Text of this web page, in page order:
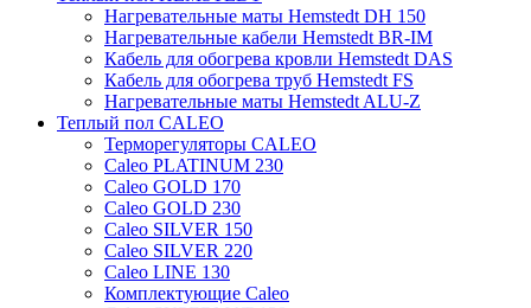
Нагревательные маты Hemstedt DH 150
Нагревательные кабели Hemstedt BR-IM
Кабель для обогрева кровли Hemstedt DAS
Кабель для обогрева труб Hemstedt FS
Нагревательные маты Hemstedt ALU-Z
Теплый пол CALEO
Терморегуляторы CALEO
Caleo PLATINUM 230
Caleo GOLD 170
Caleo GOLD 230
Caleo SILVER 150
Caleo SILVER 220
Caleo LINE 130
Комплектующие Caleo